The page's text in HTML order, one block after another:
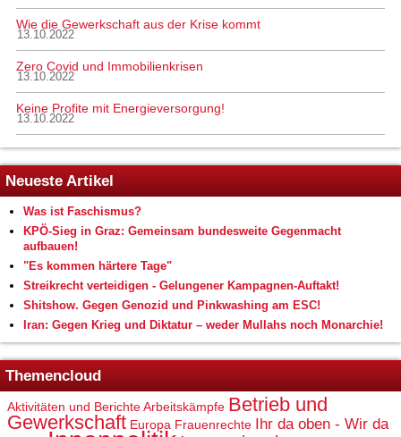
Wie die Gewerkschaft aus der Krise kommt
13.10.2022
Zero Covid und Immobilienkrisen
13.10.2022
Keine Profite mit Energieversorgung!
13.10.2022
Neueste Artikel
Was ist Faschismus?
KPÖ-Sieg in Graz: Gemeinsam bundesweite Gegenmacht
aufbauen!
"Es kommen härtere Tage"
Streikrecht verteidigen - Gelungener Kampagnen-Auftakt!
Shitshow. Gegen Genozid und Pinkwashing am ESC!
Iran: Gegen Krieg und Diktatur – weder Mullahs noch Monarchie!
Themencloud
Aktivitäten und BerichteArbeitskämpfe Betrieb und
Gewerkschaft Europa Frauenrechte Ihr da oben - Wir da